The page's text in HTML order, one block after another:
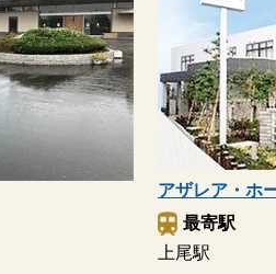
アザレア・ホ
最寄駅
上尾駅